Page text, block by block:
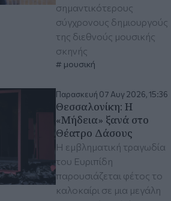
σημαντικότερους
σύγχρονους δημιουργούς
της διεθνούς μουσικής
σκηνής
μουσική
Παρασκευή 07 Αυγ 2026, 15:36
Θεσσαλονίκη: Η
«Μήδεια» ξανά στο
Θέατρο Δάσους
Η εμβληματική τραγωδία
του Ευριπίδη
παρουσιάζεται φέτος το
καλοκαίρι σε μια μεγάλη